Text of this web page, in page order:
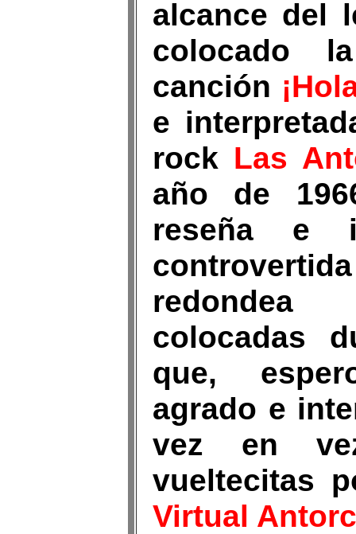
alcance del
colocado
canción
e
rock Las
año de
reseña e
colocadas
que,
agrado e
vez en
vueltecitas
Virtual